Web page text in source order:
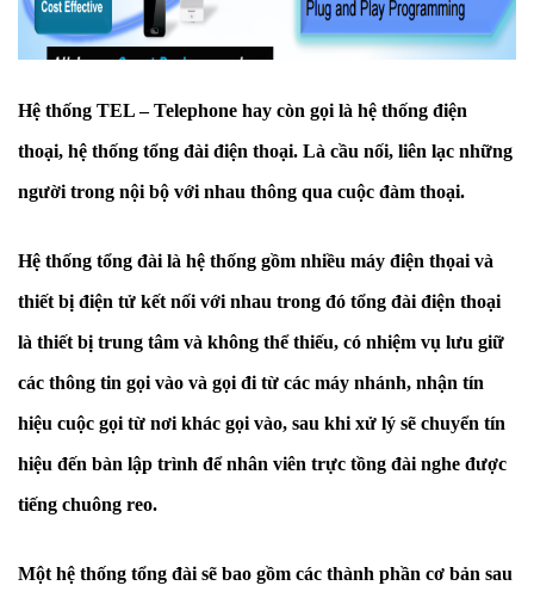
Hệ thống TEL – Telephone hay còn gọi là hệ thống điện
thoại, hệ thống tổng đài điện thoại. Là cầu nối, liên lạc những
người trong nội bộ với nhau thông qua cuộc đàm thoại.
Hệ thống tổng đài là hệ thống gồm nhiều máy điện thọai và
thiết bị điện tử kết nối với nhau trong đó tổng đài điện thoại
là thiết bị trung tâm và không thể thiếu, có nhiệm vụ lưu giữ
các thông tin gọi vào và gọi đi từ các máy nhánh, nhận tín
hiệu cuộc gọi từ nơi khác gọi vào, sau khi xử lý sẽ chuyển tín
hiệu đến bàn lập trình để nhân viên trực tồng đài nghe được
tiếng chuông reo.
Một hệ thống tổng đài sẽ bao gồm các thành phần cơ bản sau